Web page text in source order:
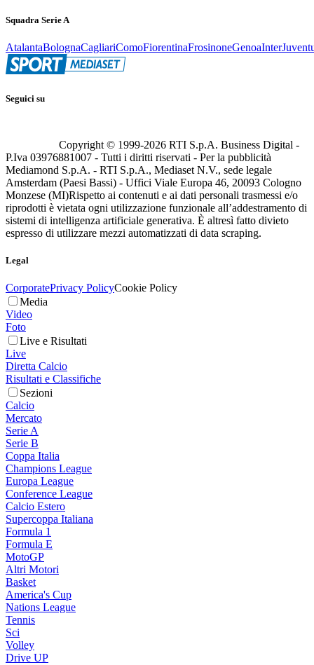
Squadra Serie A
AtalantaBolognaCagliariComoFiorentinaFrosinoneGenoaInter
Seguici su
Copyright © 1999-2026 RTI S.p.A. Business Digital -
P.Iva 03976881007 - Tutti i diritti riservati - Per la pubblicità
Mediamond S.p.A. - RTI S.p.A., Mediaset N.V., sede legale
Amsterdam (Paesi Bassi) - Uffici Viale Europa 46, 20093 Cologno
Monzese (MI)Rispetto ai contenuti e ai dati personali trasmessi e/o
riprodotti è vietata ogni utilizzazione funzionale all’addestramento di
sistemi di intelligenza artificiale generativa. È altresì fatto divieto
espresso di utilizzare mezzi automatizzati di data scraping.
Legal
CorporatePrivacy PolicyCookie Policy
Media
Video
Foto
Live e Risultati
Live
Diretta Calcio
Risultati e Classifiche
Sezioni
Calcio
Mercato
Serie A
Serie B
Coppa Italia
Champions League
Europa League
Conference League
Calcio Estero
Supercoppa Italiana
Formula 1
Formula E
MotoGP
Altri Motori
Basket
America's Cup
Nations League
Tennis
Sci
Volley
Drive UP